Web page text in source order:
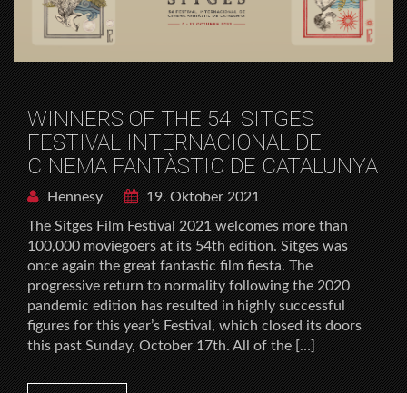
WINNERS OF THE 54. SITGES
FESTIVAL INTERNACIONAL DE
CINEMA FANTÀSTIC DE CATALUNYA
Hennesy
19. Oktober 2021
The Sitges Film Festival 2021 welcomes more than
100,000 moviegoers at its 54th edition. Sitges was
once again the great fantastic film fiesta. The
progressive return to normality following the 2020
pandemic edition has resulted in highly successful
figures for this year’s Festival, which closed its doors
this past Sunday, October 17th. All of the […]